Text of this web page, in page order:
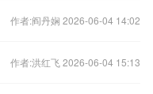
作者:阎丹娴 2026-06-04 14:02
作者:洪红飞 2026-06-04 15:13